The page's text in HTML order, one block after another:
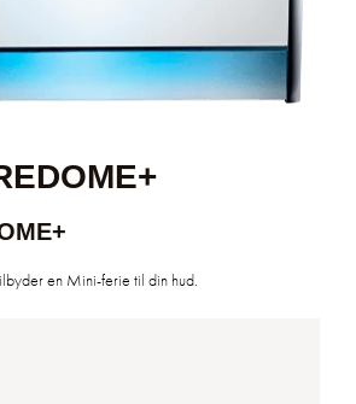
en Mini-ferie til din hud.